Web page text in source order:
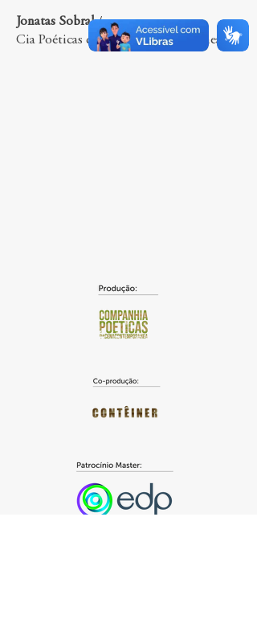
Jonatas Sobral/
Cia Poéticas da Cena Contemporânea